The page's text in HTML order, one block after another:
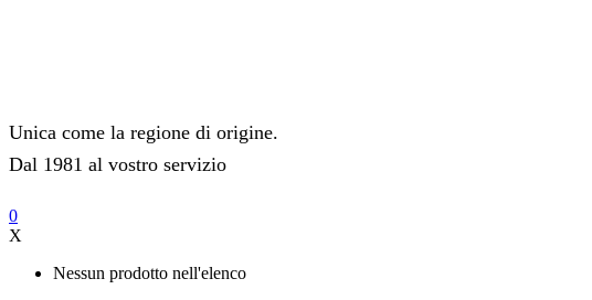
Unica come la regione di origine.
Dal 1981 al vostro servizio
0
X
Nessun prodotto nell'elenco